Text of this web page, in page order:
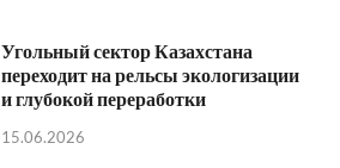
Угольный сектор Казахстана
переходит на рельсы экологизации
и глубокой переработки
15.06.2026